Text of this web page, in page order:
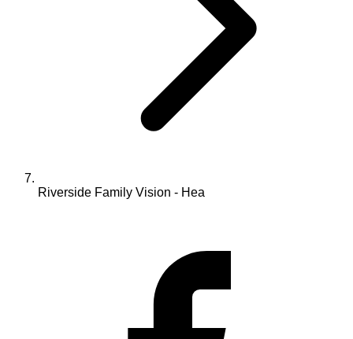
Riverside Family Vision - Hea